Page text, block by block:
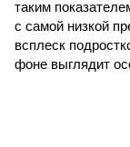
таким
с самой низкой
всплеск
фоне выглядит